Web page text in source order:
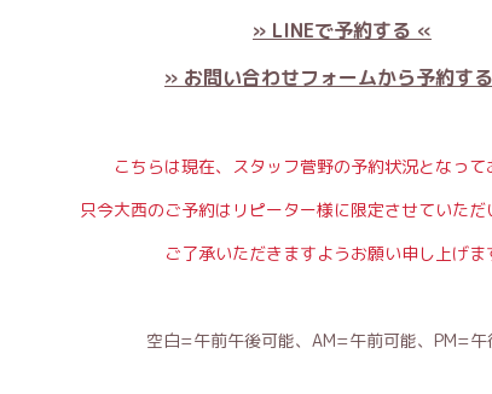
» LINEで予約する «
» お問い合わせフォームから予約す
こちらは現在、スタッフ菅野の予約状況となって
只今大西のご予約はリピーター様に限定させていただ
ご了承いただきますようお願い申し上げま
空白=午前午後可能、AM=午前可能、PM=午